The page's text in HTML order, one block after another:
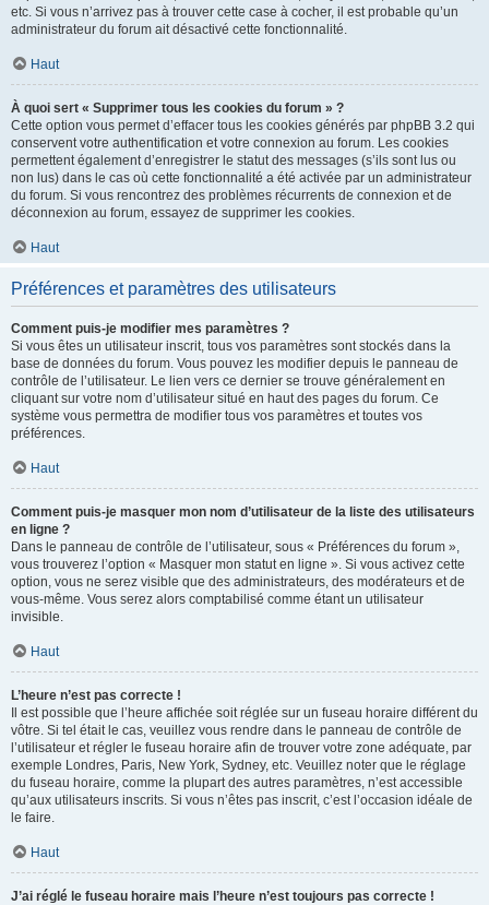
etc. Si vous n’arrivez pas à trouver cette case à cocher, il est probable qu’un
administrateur du forum ait désactivé cette fonctionnalité.
Haut
À quoi sert « Supprimer tous les cookies du forum » ?
Cette option vous permet d’effacer tous les cookies générés par phpBB 3.2 qui
conservent votre authentification et votre connexion au forum. Les cookies
permettent également d’enregistrer le statut des messages (s’ils sont lus ou
non lus) dans le cas où cette fonctionnalité a été activée par un administrateur
du forum. Si vous rencontrez des problèmes récurrents de connexion et de
déconnexion au forum, essayez de supprimer les cookies.
Haut
Préférences et paramètres des utilisateurs
Comment puis-je modifier mes paramètres ?
Si vous êtes un utilisateur inscrit, tous vos paramètres sont stockés dans la
base de données du forum. Vous pouvez les modifier depuis le panneau de
contrôle de l’utilisateur. Le lien vers ce dernier se trouve généralement en
cliquant sur votre nom d’utilisateur situé en haut des pages du forum. Ce
système vous permettra de modifier tous vos paramètres et toutes vos
préférences.
Haut
Comment puis-je masquer mon nom d’utilisateur de la liste des utilisateurs
en ligne ?
Dans le panneau de contrôle de l’utilisateur, sous « Préférences du forum »,
vous trouverez l’option « Masquer mon statut en ligne ». Si vous activez cette
option, vous ne serez visible que des administrateurs, des modérateurs et de
vous-même. Vous serez alors comptabilisé comme étant un utilisateur
invisible.
Haut
L’heure n’est pas correcte !
Il est possible que l’heure affichée soit réglée sur un fuseau horaire différent du
vôtre. Si tel était le cas, veuillez vous rendre dans le panneau de contrôle de
l’utilisateur et régler le fuseau horaire afin de trouver votre zone adéquate, par
exemple Londres, Paris, New York, Sydney, etc. Veuillez noter que le réglage
du fuseau horaire, comme la plupart des autres paramètres, n’est accessible
qu’aux utilisateurs inscrits. Si vous n’êtes pas inscrit, c’est l’occasion idéale de
le faire.
Haut
J’ai réglé le fuseau horaire mais l’heure n’est toujours pas correcte !